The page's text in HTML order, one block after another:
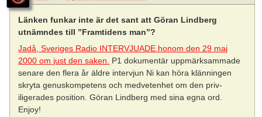
Länken funkar inte är det sant att Göran Lindberg
utnämndes till ”Framtidens man”?
Jadå, Sveriges Radio INTERVJUADE honom den 29 maj
2000 om just den saken.
P1 dokumentär uppmärksammade
senare den flera år äldre intervjun Ni kan höra klänningen
skryta genuskompetens och medvetenhet om den priv-
iligerades position. Göran Lindberg med sina egna ord.
Enjoy!